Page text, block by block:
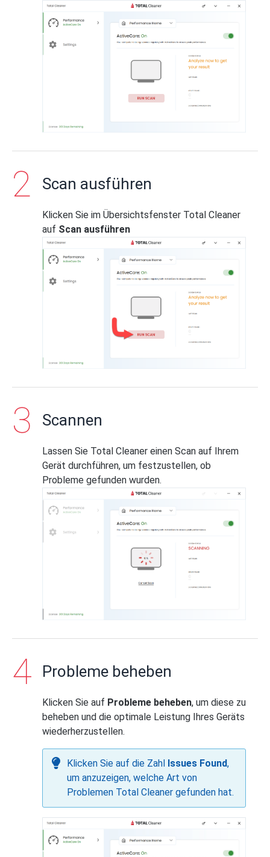
Scan ausführen
Klicken Sie im Übersichtsfenster Total Cleaner
auf Scan ausführen
Scannen
Lassen Sie Total Cleaner einen Scan auf Ihrem
Gerät durchführen, um festzustellen, ob
Probleme gefunden wurden.
Probleme beheben
Klicken Sie auf Probleme beheben, um diese zu
beheben und die optimale Leistung Ihres Geräts
wiederherzustellen.
Klicken Sie auf die Zahl Issues Found,
um anzuzeigen, welche Art von
Problemen Total Cleaner gefunden hat.